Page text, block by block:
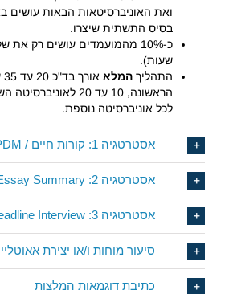
ואת האוניברסיטאות הבאות עושים
בסיס התשתית שיצרו.
שעות).
התהליך המלאאורך בד"כ20
הראשונה, 10 עד 20 לאוניברסיטה השנייה ו-
לכל אוניברסיטה נוספת.
אסטרטגיה 1: קורות חיים / PDM
אסטרטגיה 2: Career Essay Summary
אסטרטגיה 3: Deadline Interview
סיעור מוחות ו/או יצירת
כתיבת דוגמאות המלצות